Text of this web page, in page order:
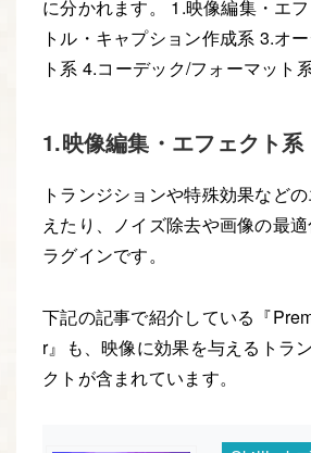
に分かれます。 1.映像編集・エ
トル・キャプション作成系 3.オ
ト系 4.コーデック/フォーマット
1.映像編集・エフェクト系
トランジションや特殊効果など
えたり、ノイズ除去や画像の最
ラグインです。
下記の記事で紹介している『
r』も、映像に効果を与えるトラ
クトが含まれています。